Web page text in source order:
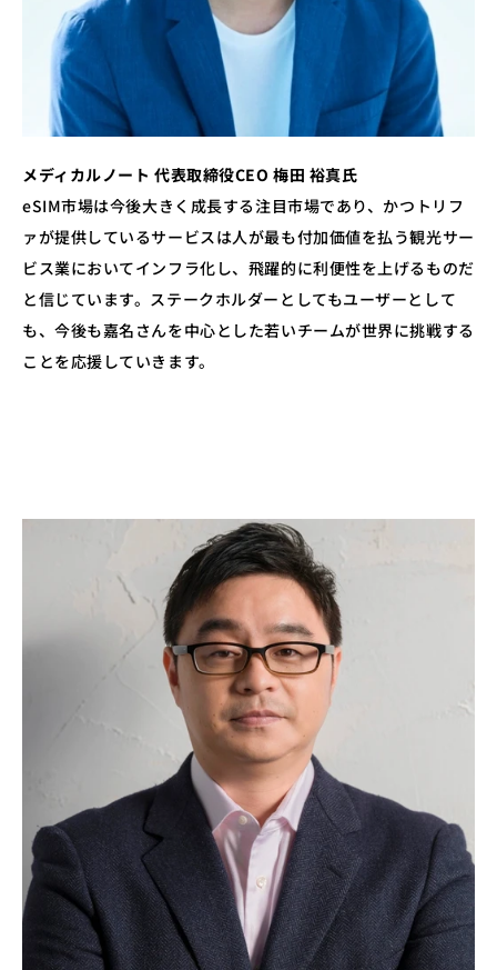
メディカルノート 代表取締役CEO 梅田 裕真氏
eSIM市場は今後大きく成長する注目市場であり、かつトリフ
ァが提供しているサービスは人が最も付加価値を払う観光サー
ビス業においてインフラ化し、飛躍的に利便性を上げるものだ
と信じています。ステークホルダーとしてもユーザーとして
も、今後も嘉名さんを中心とした若いチームが世界に挑戦する
ことを応援していきます。